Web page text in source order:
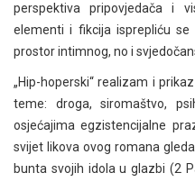
perspektiva pripovjedača i
elementi i fikcija isprepliću
prostor intimnog, no i
„Hip-hoperski“ realizam i
teme: droga, siromaštvo,
osjećajima egzistencijalne
svijet likova ovog romana
bunta svojih idola u glazbi (2